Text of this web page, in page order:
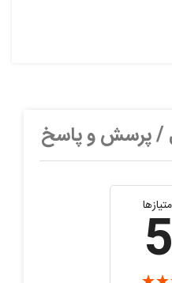
/ پرسش و پاسخ